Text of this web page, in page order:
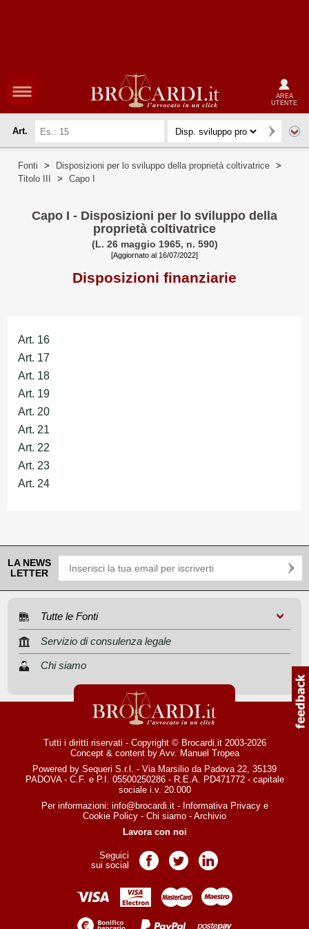
AREA
UTENTE
Art.
Fonti > Disposizioni per lo sviluppo della proprietà coltivatrice >
Titolo III
> Capo I
Capo I - Disposizioni per lo sviluppo della
proprietà coltivatrice
(L. 26 maggio 1965, n. 590)
[Aggiornato al 16/07/2022]
Disposizioni finanziarie
Art. 16
Art. 17
Art. 18
Art. 19
Art. 20
Art. 21
Art. 22
Art. 23
Art. 24
LA NEWS
LETTER
Tutte le Fonti
Servizio di consulenza legale
Chi siamo
Tutti i diritti riservati - Copyright © Brocardi.it 2003-2026
Concept & content by Avv. Manuel Tropea
Powered by Sequeri S.r.l. - Via Marsilio da Padova 22, 35139
PADOVA - C.F. e P.I. 05500250286 - R.E.A. PD471772 - capitale
sociale i.v. 20.000
Per informazioni: info@brocardi.it- Informativa Privacye
Cookie Policy - Chi siamo - Archivio
Lavora con noi
Seguici
sui social
Pagina Facebook
Pagina TwitterPagina LinkedIn